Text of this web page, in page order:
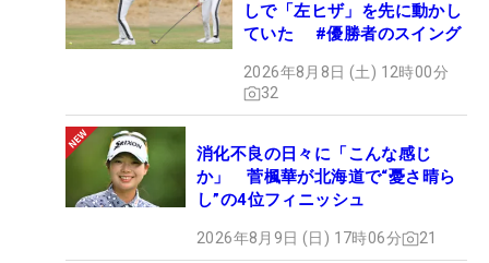
しで「左ヒザ」を先に動かし
ていた #優勝者のスイング
2026年8月8日 (土) 12時00分
32
消化不良の日々に「こんな感じ
か」 菅楓華が北海道で“憂さ晴ら
し”の4位フィニッシュ
2026年8月9日 (日) 17時06分 21